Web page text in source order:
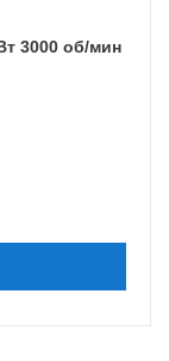
3000 об/мин